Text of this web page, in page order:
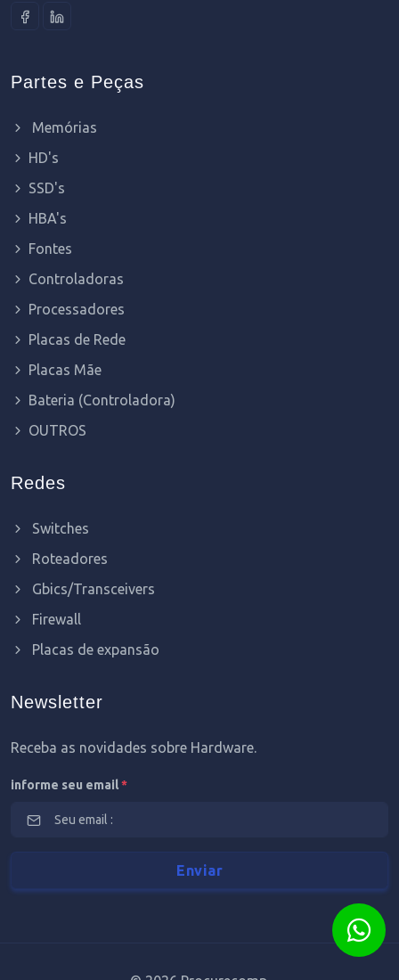
Partes e Peças
Memórias
HD's
SSD's
HBA's
Fontes
Controladoras
Processadores
Placas de Rede
Placas Mãe
Bateria (Controladora)
OUTROS
Redes
Switches
Roteadores
Gbics/Transceivers
Firewall
Placas de expansão
Newsletter
Receba as novidades sobre Hardware.
informe seu email*